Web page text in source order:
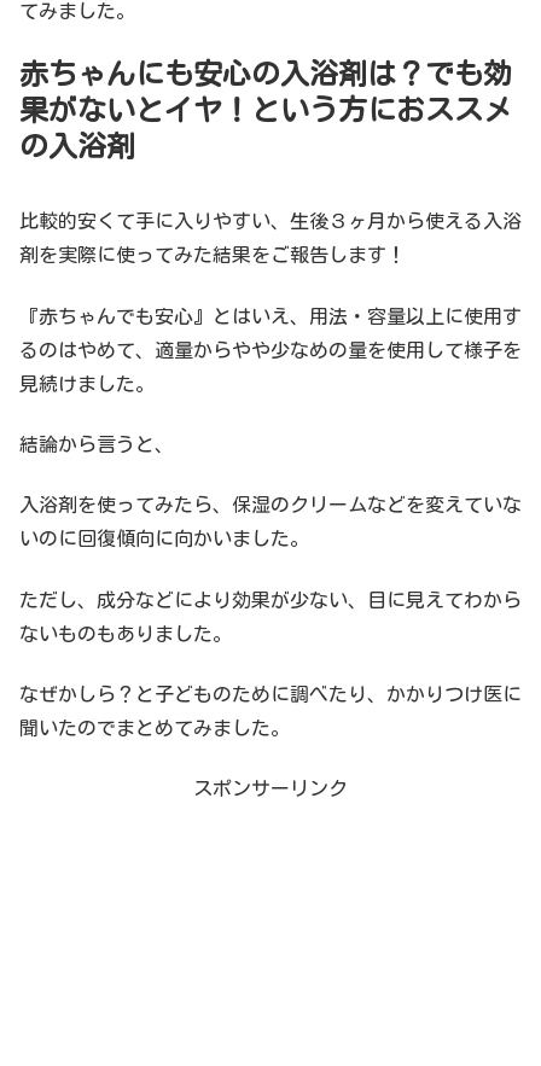
てみました。
赤ちゃんにも安心の入浴剤は？でも効
果がないとイヤ！という方におススメ
の入浴剤
比較的安くて手に入りやすい、生後３ヶ月から使える入浴
剤を実際に使ってみた結果をご報告します！
『赤ちゃんでも安心』とはいえ、用法・容量以上に使用す
るのはやめて、適量からやや少なめの量を使用して様子を
見続けました。
結論から言うと、
入浴剤を使ってみたら、保湿のクリームなどを変えていな
いのに回復傾向に向かいました。
ただし、成分などにより効果が少ない、目に見えてわから
ないものもありました。
なぜかしら？と子どものために調べたり、かかりつけ医に
聞いたのでまとめてみました。
スポンサーリンク